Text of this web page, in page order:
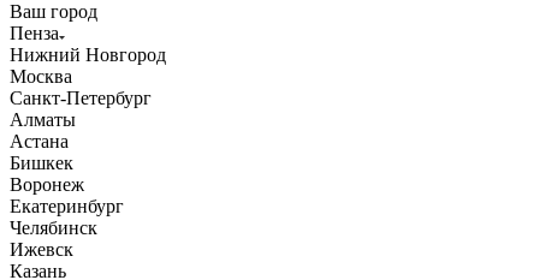
Ваш город
Пенза
Нижний Новгород
Москва
Санкт-Петербург
Алматы
Астана
Бишкек
Воронеж
Екатеринбург
Челябинск
Ижевск
Казань